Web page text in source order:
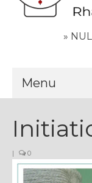
»
Menu
Espace
| 0